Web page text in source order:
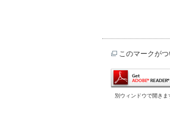
このマークが
別ウィンドウで開きま